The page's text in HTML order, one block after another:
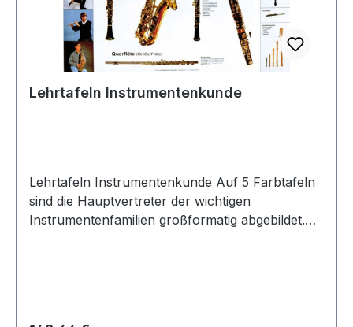
Lehrtafeln Instrumentenkunde
Lehrtafeln Instrumentenkunde Auf 5 Farbtafeln
sind die Hauptvertreter der wichtigen
Instrumentenfamilien großformatig abgebildet.